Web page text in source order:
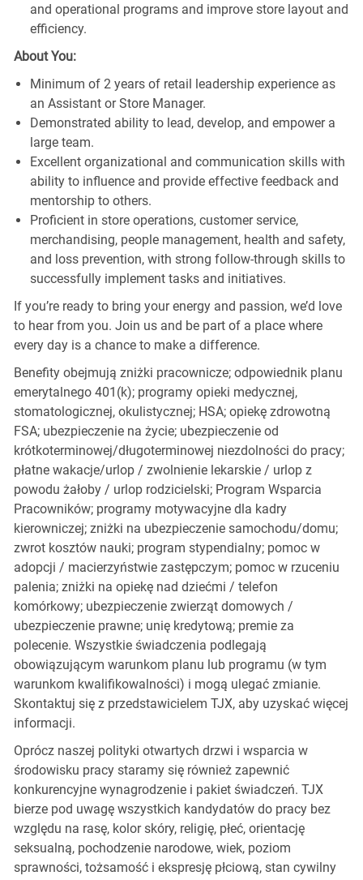
and operational programs and improve store layout and
efficiency.
About You:
Minimum of 2 years of retail leadership experience as
an Assistant or Store Manager.
Demonstrated ability to lead, develop, and empower a
large team.
Excellent organizational and communication skills with
ability to influence and provide effective feedback and
mentorship to others.
Proficient in store operations, customer service,
merchandising, people management, health and safety,
and loss prevention, with strong follow-through skills to
successfully implement tasks and initiatives.
If you’re ready to bring your energy and passion, we’d love
to hear from you. Join us and be part of a place where
every day is a chance to make a difference.
Benefity obejmują zniżki pracownicze; odpowiednik planu
emerytalnego 401(k); programy opieki medycznej,
stomatologicznej, okulistycznej; HSA; opiekę zdrowotną
FSA; ubezpieczenie na życie; ubezpieczenie od
krótkoterminowej/długoterminowej niezdolności do pracy;
płatne wakacje/urlop / zwolnienie lekarskie / urlop z
powodu żałoby / urlop rodzicielski; Program Wsparcia
Pracowników; programy motywacyjne dla kadry
kierowniczej; zniżki na ubezpieczenie samochodu/domu;
zwrot kosztów nauki; program stypendialny; pomoc w
adopcji / macierzyństwie zastępczym; pomoc w rzuceniu
palenia; zniżki na opiekę nad dziećmi / telefon
komórkowy; ubezpieczenie zwierząt domowych /
ubezpieczenie prawne; unię kredytową; premie za
polecenie. Wszystkie świadczenia podlegają
obowiązującym warunkom planu lub programu (w tym
warunkom kwalifikowalności) i mogą ulegać zmianie.
Skontaktuj się z przedstawicielem TJX, aby uzyskać więcej
informacji.
Oprócz naszej polityki otwartych drzwi i wsparcia w
środowisku pracy staramy się również zapewnić
konkurencyjne wynagrodzenie i pakiet świadczeń. TJX
bierze pod uwagę wszystkich kandydatów do pracy bez
względu na rasę, kolor skóry, religię, płeć, orientację
seksualną, pochodzenie narodowe, wiek, poziom
sprawności, tożsamość i ekspresję płciową, stan cywilny